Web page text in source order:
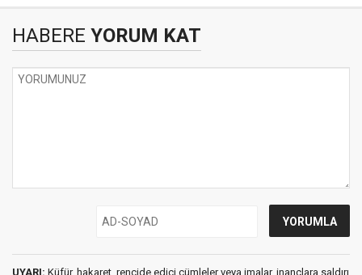
HABERE YORUM KAT
UYARI: Küfür, hakaret, rencide edici cümleler veya imalar, inançlara saldırı